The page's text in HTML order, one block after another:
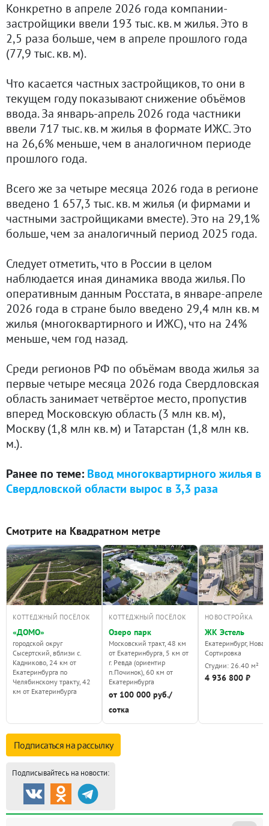
Конкретно в апреле 2026 года компании-
застройщики ввели 193 тыс. кв. м жилья. Это в
2,5 раза больше, чем в апреле прошлого года
(77,9 тыс. кв. м).
Что касается частных застройщиков, то они в
текущем году показывают снижение объёмов
ввода. За январь-апрель 2026 года частники
ввели 717 тыс. кв. м жилья в формате ИЖС. Это
на 26,6% меньше, чем в аналогичном периоде
прошлого года.
Всего же за четыре месяца 2026 года в регионе
введено 1 657,3 тыс. кв. м жилья (и фирмами и
частными застройщиками вместе). Это на 29,1%
больше, чем за аналогичный период 2025 года.
Следует отметить, что в России в целом
наблюдается иная динамика ввода жилья. По
оперативным данным Росстата, в январе-апреле
2026 года в стране было введено 29,4 млн кв. м
жилья (многоквартирного и ИЖС), что на 24%
меньше, чем год назад.
Среди регионов РФ по объёмам ввода жилья за
первые четыре месяца 2026 года Свердловская
область занимает четвёртое место, пропустив
вперед Московскую область (3 млн кв. м),
Москву (1,8 млн кв. м) и Татарстан (1,8 млн кв.
м.).
Ранее по теме: Ввод многоквартирного жилья в
Свердловской области вырос в 3,3 раза
Смотрите на Квадратном метре
КОТТЕДЖНЫЙ ПОСЁЛОК
«ДОМО»
городской округ
Сысертский, вблизи с.
Кадниково, 24 км от
Екатеринбурга по
Челябинскому тракту, 42
км от Екатеринбурга
КОТТЕДЖНЫЙ ПОСЁЛОК
Озеро парк
Московский тракт, 48 км
от Екатеринбурга, 5 км от
г. Ревда (ориентир
п.Починок), 60 км от
Екатеринбурга
от 100 000 руб./
сотка
НОВОСТРОЙКА
ЖК Эстель
Екатеринбург, Новая
Сортировка
Студии: 26.40 м²
4 936 800 ₽
Подписаться на рассылку
Подписывайтесь на новости: